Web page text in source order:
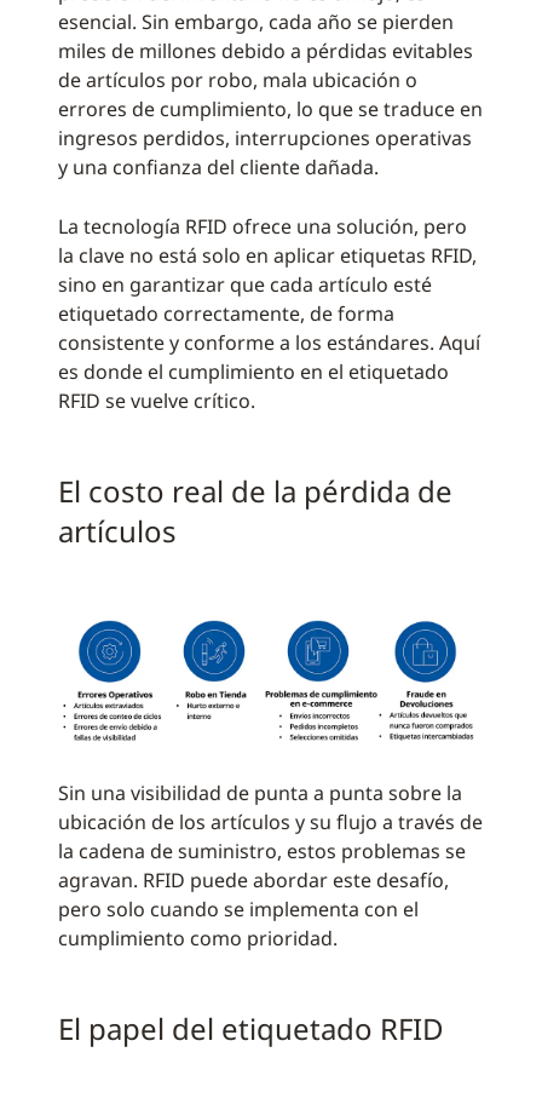
esencial. Sin embargo, cada año se pierden
miles de millones debido a pérdidas evitables
de artículos por robo, mala ubicación o
errores de cumplimiento, lo que se traduce en
ingresos perdidos, interrupciones operativas
y una confianza del cliente dañada.
La tecnología RFID ofrece una solución, pero
la clave no está solo en aplicar etiquetas RFID,
sino en garantizar que cada artículo esté
etiquetado correctamente, de forma
consistente y conforme a los estándares. Aquí
es donde el cumplimiento en el etiquetado
RFID se vuelve crítico.
El costo real de la pérdida de
artículos
Sin una visibilidad de punta a punta sobre la
ubicación de los artículos y su flujo a través de
la cadena de suministro, estos problemas se
agravan. RFID puede abordar este desafío,
pero solo cuando se implementa con el
cumplimiento como prioridad.
El papel del etiquetado RFID